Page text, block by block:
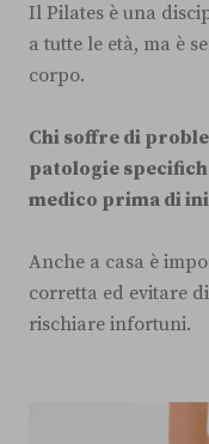
Il Pilates è una
a tutte le età, ma è
corpo.
Chi soffre di
patologie
medico prima di
Anche a casa è
corretta ed evitare
rischiare infortuni.